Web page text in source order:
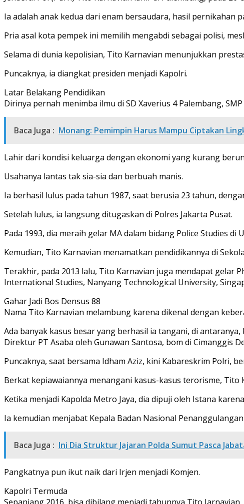
Ia adalah anak kedua dari enam bersaudara, hasil pernikahan
Pria asal kota pempek ini memilih mengabdi sebagai polisi,
Selama di dunia kepolisian, Tito Karnavian menunjukkan
Puncaknya, ia diangkat presiden menjadi Kapolri.
Latar Belakang Pendidikan
Dirinya pernah menimba ilmu di SD Xaverius 4 Palembang,
Baca Juga : Monang: Pemimpin Harus Mampu Ciptakan
Lahir dari kondisi keluarga dengan ekonomi yang kurang
Usahanya lantas tak sia-sia dan berbuah manis.
Ia berhasil lulus pada tahun 1987, saat berusia 23 tahun,
Setelah lulus, ia langsung ditugaskan di Polres Jakarta Pusat.
Pada 1993, dia meraih gelar MA dalam bidang Police Studies di
Kemudian, Tito Karnavian menamatkan pendidikannya di
Terakhir, pada 2013 lalu, Tito Karnavian juga mendapat gelar
International Studies, Nanyang Technological University,
Gahar Jadi Bos Densus 88
Nama Tito Karnavian melambung karena dikenal dengan
Ada banyak kasus besar yang berhasil ia tangani, di
Direktur PT Asaba oleh Gunawan Santosa, bom di Cimanggis
Puncaknya, saat bersama Idham Aziz, kini Kabareskrim Polri,
Berkat kepiawaiannya menangani kasus-kasus terorisme,
Ketika menjadi Kapolda Metro Jaya, dia dipuji oleh Istana
Ia kemudian menjabat Kepala Badan Nasional
Baca Juga : Ini Dia Struktur Jajaran Polda Sumut Pasca
Pangkatnya pun ikut naik dari Irjen menjadi Komjen.
Kapolri Termuda